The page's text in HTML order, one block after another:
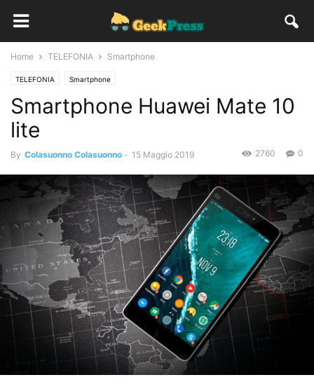
Home TELEFONIA Smartphone
TELEFONIA Smartphone
Smartphone Huawei Mate 10
lite
By Colasuonno Colasuonno - 15 Maggio 2019 0
2760